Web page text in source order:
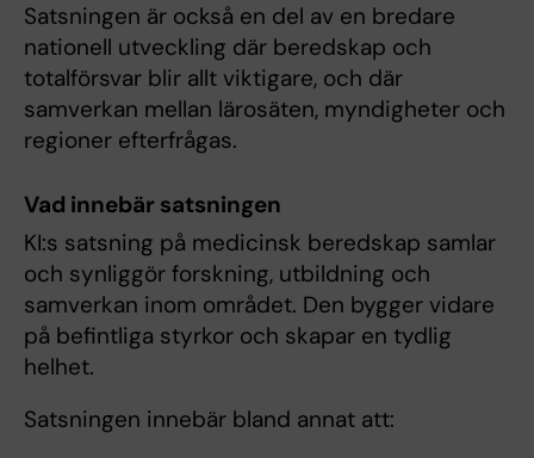
Satsningen är också en del av en bredare
nationell utveckling där beredskap och
totalförsvar blir allt viktigare, och där
samverkan mellan lärosäten, myndigheter och
regioner efterfrågas.
Vad innebär satsningen
KI:s satsning på medicinsk beredskap samlar
och synliggör forskning, utbildning och
samverkan inom området. Den bygger vidare
på befintliga styrkor och skapar en tydlig
helhet.
Satsningen innebär bland annat att: